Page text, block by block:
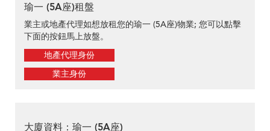
瑜一 (5A座)租盤
業主或地產代理如想放租您的瑜一 (5A座)物業; 您可以點擊
下面的按鈕馬上放盤。
地產代理身份
業主身份
大廈資料：瑜一 (5A座)